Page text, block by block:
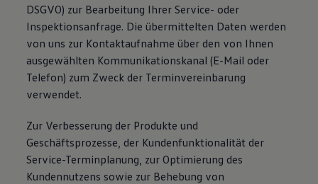
DSGVO) zur Bearbeitung Ihrer Service- oder
Inspektionsanfrage. Die übermittelten Daten werden
von uns zur Kontaktaufnahme über den von Ihnen
ausgewählten Kommunikationskanal (E-Mail oder
Telefon) zum Zweck der Terminvereinbarung
verwendet.
Zur Verbesserung der Produkte und
Geschäftsprozesse, der Kundenfunktionalität der
Service-Terminplanung, zur Optimierung des
Kundennutzens sowie zur Behebung von